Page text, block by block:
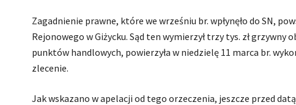
Zagadnienie prawne, które we wrześniu br. wpłynęło do SN,
Rejonowego w Giżycku. Sąd ten wymierzył trzy tys. zł
punktów handlowych, powierzyła w niedzielę 11 marca br.
zlecenie.
Jak wskazano w apelacji od tego orzeczenia, jeszcze przed